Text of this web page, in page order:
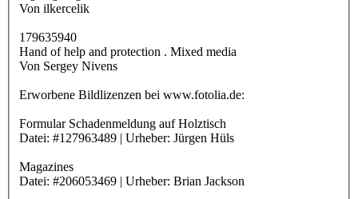
Von ilkercelik
179635940
Hand of help and protection . Mixed media
Von Sergey Nivens
Erworbene Bildlizenzen bei www.fotolia.de:
Formular Schadenmeldung auf Holztisch
Datei: #127963489 | Urheber: Jürgen Hüls
Magazines
Datei: #206053469 | Urheber: Brian Jackson